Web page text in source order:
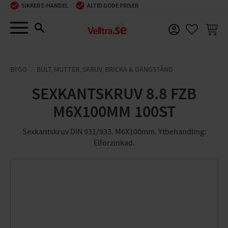
Menu
SIKKER E-HANDEL ALTID GODE PRISER
BYGG BULT, MUTTER, SKRUV, BRICKA & GÄNGSTÅNG
SEXKANTSKRUV 8.8 FZB
M6X100MM 100ST
Sexkantskruv DIN 931/933. M6X100mm. Ytbehandling:
Elförzinkad.